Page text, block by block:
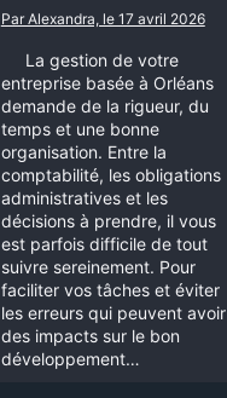
Par Alexandra, le 17 avril 2026
La gestion de votre
entreprise basée à Orléans
demande de la rigueur, du
temps et une bonne
organisation. Entre la
comptabilité, les obligations
administratives et les
décisions à prendre, il vous
est parfois difficile de tout
suivre sereinement. Pour
faciliter vos tâches et éviter
les erreurs qui peuvent avoir
des impacts sur le bon
développement…